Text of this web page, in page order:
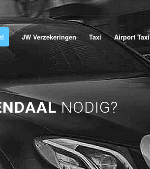
JW Verzekeringen Taxi Airport Taxi
NODIG?